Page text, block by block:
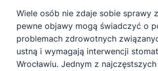
Wiele osób nie zdaje sobie sprawy
pewne objawy mogą świadczyć o
problemach zdrowotnych
ustną i wymagają interwencji
Wrocławiu. Jednym z najczęstszych